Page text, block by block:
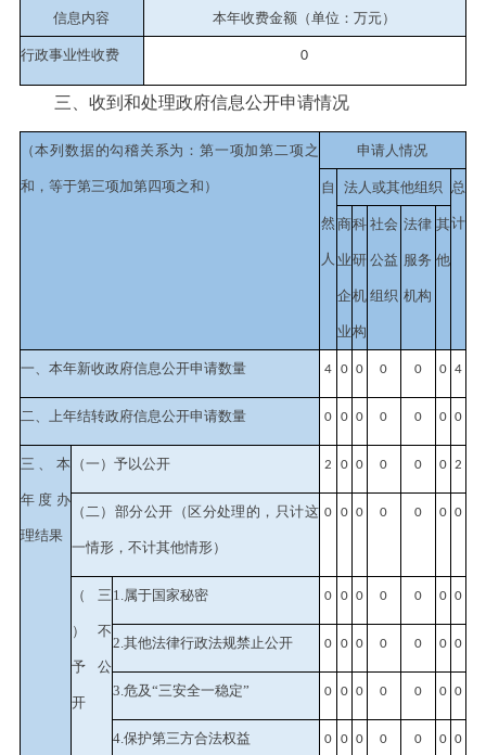
信息内容 本年收费金额（单位：万元）
行政事业性收费 0
三、收到和处理政府信息公开申请情况
（本列数据的勾稽关系为：第一项加第二项之
和，等于第三项加第四项之和）
申请人情况
自
然
人
法人或其他组织 总
计
商
业
企
业
科
研
机
构
社会
公益
组织
法律
服务
机构
其
他
一、本年新收政府信息公开申请数量 4 0 0 0 0 0 4
二、上年结转政府信息公开申请数量 0 0 0 0 0 0 0
三、本
年度办
理结果
（一）予以公开 2 0 0 0 0 0 2
（二）部分公开 （区分处理的，只计这
一情形，不计其他情形）
0 0 0 0 0 0 0
（三
）不
予公
开
1.属于国家秘密 0 0 0 0 0 0 0
2.其他法律行政法规禁止公开 0 0 0 0 0 0 0
3.危及“三安全一稳定” 0 0 0 0 0 0 0
4.保护第三方合法权益 0 0 0 0 0 0 0